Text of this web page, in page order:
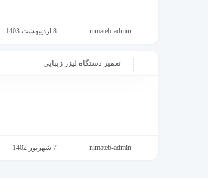
nimateb-admin 8 اردیبهشت 1403
تعمیر دستگاه لیزر زیبایی
nimateb-admin 7 شهریور 1402